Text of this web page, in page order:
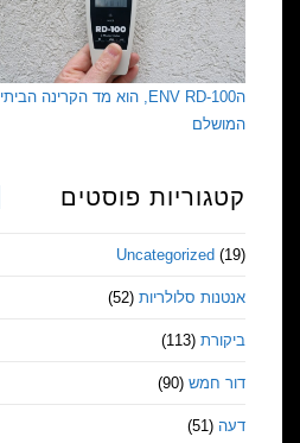
הENV RD-100, הוא מד הקרינה הביתי
המושלם
קטגוריות פוסטים
Uncategorized (19)
אנטנות סלולריות (52)
ביקורת (113)
דור חמש (90)
דעה (51)